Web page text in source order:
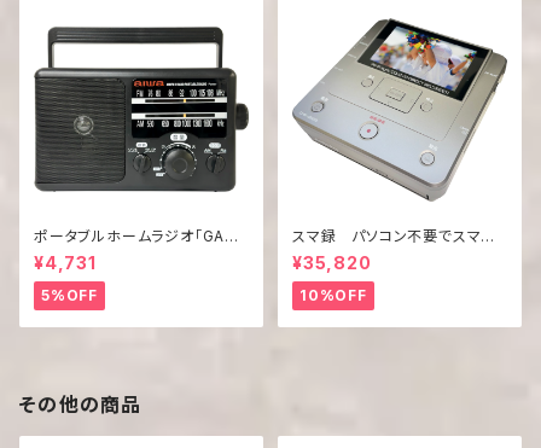
ポータブルホームラジオ「GAA4
-PHR0001(BK)」
¥4,731
5%OFF
スマ録 パソコン不要でスマホ
の動画をDVDに録画！「DMR-0
820」
¥35,820
10%OFF
その他の商品